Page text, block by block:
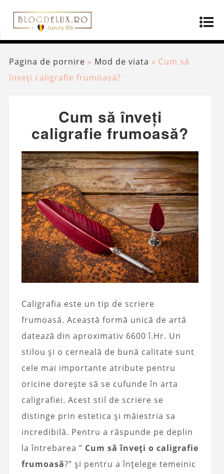
Pagina de pornire » Mod de viata » Cum să
înveți caligrafie frumoasă?
Cum să înveți
caligrafie frumoasă?
Caligrafia este un tip de scriere
frumoasă. Această formă unică de artă
datează din aproximativ 6600 î.Hr. Un
stilou și o cerneală de bună calitate sunt
cele mai importante atribute pentru
oricine dorește să se cufunde în arta
caligrafiei. Acest stil de scriere se
distinge prin estetica și măiestria sa
incredibilă. Pentru a răspunde pe deplin
la întrebarea ” Cum să înveți o caligrafie
frumoasă?” și pentru a înțelege temeinic